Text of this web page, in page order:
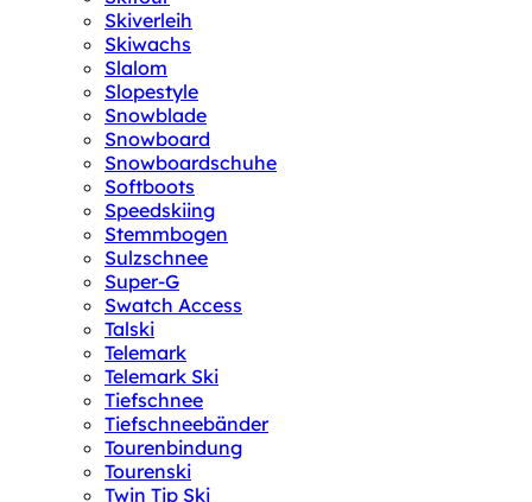
Skiverleih
Skiwachs
Slalom
Slopestyle
Snowblade
Snowboard
Snowboardschuhe
Softboots
Speedskiing
Stemmbogen
Sulzschnee
Super-G
Swatch Access
Talski
Telemark
Telemark Ski
Tiefschnee
Tiefschneebänder
Tourenbindung
Tourenski
Twin Tip Ski